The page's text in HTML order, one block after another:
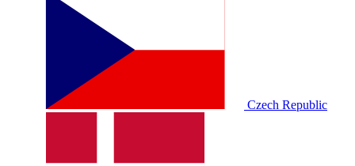
Czech Republic